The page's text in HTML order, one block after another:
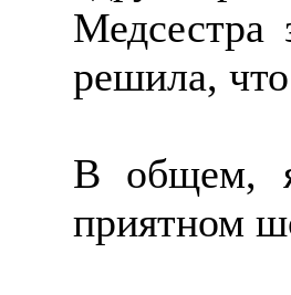
Медсестра
решила,
В общем,
приятном